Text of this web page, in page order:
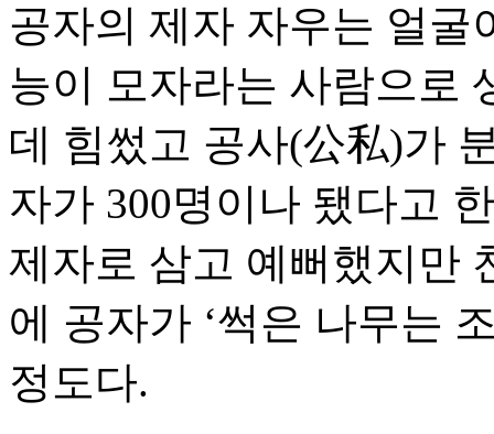
공자의 제자 자우는 얼굴
능이 모자라는 사람으로
데 힘썼고 공사(公私)가
자가 300명이나 됐다고
제자로 삼고 예뻐했지만
에 공자가 ‘썩은 나무는
정도다.